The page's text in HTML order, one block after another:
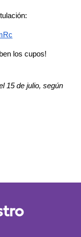
los cupos!
15 de julio, según